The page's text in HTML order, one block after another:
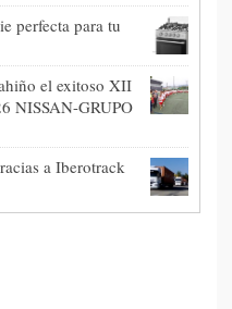
perfecta para tu
el exitoso XII
NISSAN-GRUPO
a Iberotrack